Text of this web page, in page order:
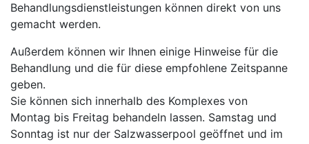
Behandlungsdienstleistungen können direkt von uns
gemacht werden.
Außerdem können wir Ihnen einige Hinweise für die
Behandlung und die für diese empfohlene Zeitspanne
geben.
Sie können sich innerhalb des Komplexes von
Montag bis Freitag behandeln lassen. Samstag und
Sonntag ist nur der Salzwasserpool geöffnet und im